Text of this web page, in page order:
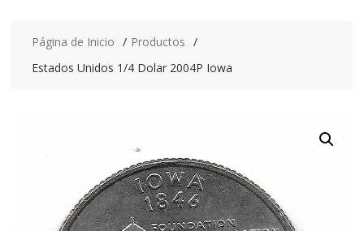
Página de Inicio
Productos
Estados Unidos 1/4 Dolar 2004P Iowa